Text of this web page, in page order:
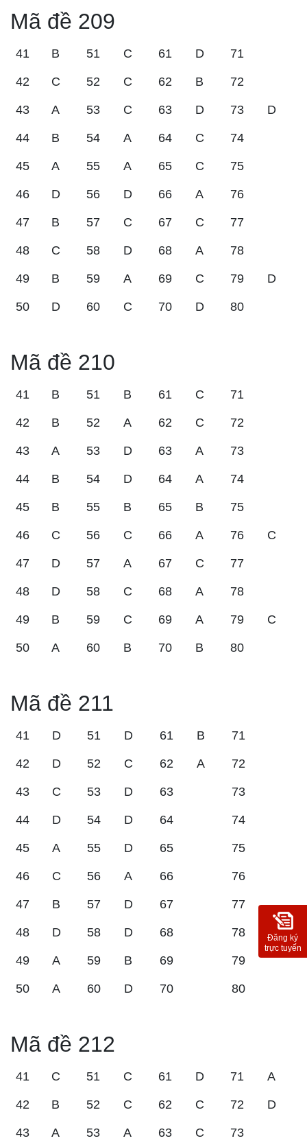
Mã đề 209
41 B 51 C 61 D 71
42 C 52 C 62 B 72
43 A 53 C 63 D 73 D
44 B 54 A 64 C 74
45 A 55 A 65 C 75
46 D 56 D 66 A 76
47 B 57 C 67 C 77
48 C 58 D 68 A 78
49 B 59 A 69 C 79 D
50 D 60 C 70 D 80
Mã đề 210
41 B 51 B 61 C 71
42 B 52 A 62 C 72
43 A 53 D 63 A 73
44 B 54 D 64 A 74
45 B 55 B 65 B 75
46 C 56 C 66 A 76 C
47 D 57 A 67 C 77
48 D 58 C 68 A 78
49 B 59 C 69 A 79 C
50 A 60 B 70 B 80
Mã đề 211
41 D 51 D 61 B 71
42 D 52 C 62 A 72
43 C 53 D 63 73
44 D 54 D 64 74
45 A 55 D 65 75
46 C 56 A 66 76
47 B 57 D 67 77
48 D 58 D 68 78
49 A 59 B 69 79
50 A 60 D 70 80
Mã đề 212
41 C 51 C 61 D 71 A
42 B 52 C 62 C 72 D
43 A 53 A 63 C 73
Đăng ký
trực tuyến